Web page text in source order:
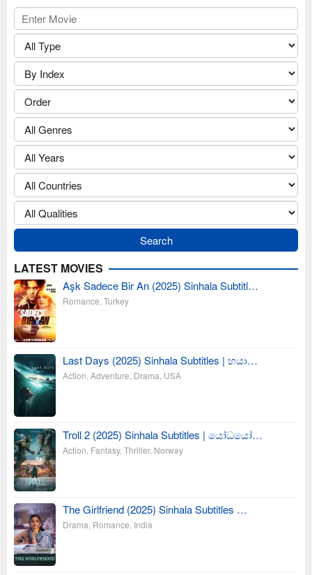
LATEST MOVIES
Aşk Sadece Bir An (2025) Sinhala Subtitl…
Romance Turkey
Last Days (2025) Sinhala Subtitles | භයා…
Action Adventure Drama USA
Troll 2 (2025) Sinhala Subtitles | යෝධයෝ…
Action Fantasy, Thriller, Norway
The Girlfriend (2025) Sinhala Subtitles …
Drama Romance India